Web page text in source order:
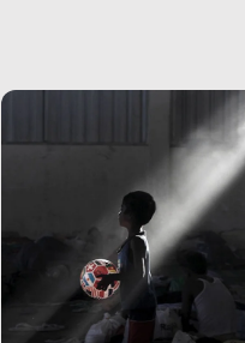
la sanità, la ristorazione,
la scuola, le fabbriche,
amministrazione, l’edilizia,